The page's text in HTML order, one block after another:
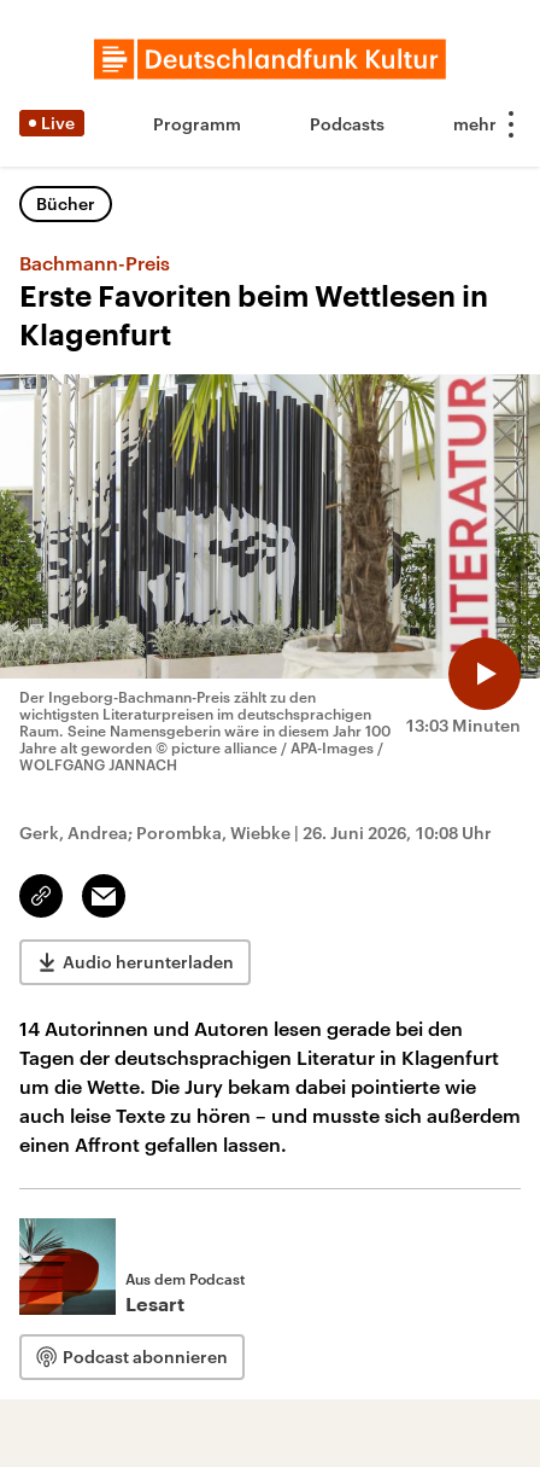
Live Programm Podcasts
Bücher
Bachmann-Preis
Erste Favoriten beim Wettlesen in
Klagenfurt
13:03 Minuten
Der Ingeborg-Bachmann-Preis zählt zu den
wichtigsten Literaturpreisen im deutschsprachigen
Raum. Seine Namensgeberin wäre in diesem Jahr 100
Jahre alt geworden © picture alliance / APA-Images /
WOLFGANG JANNACH
Gerk, Andrea; Porombka, Wiebke | 26. Juni 2026, 10:08 Uhr
Link
kopieren/teilen
Email
Audio herunterladen
14 Autorinnen und Autoren lesen gerade bei den
Tagen der deutschsprachigen Literatur in Klagenfurt
um die Wette. Die Jury bekam dabei pointierte wie
auch leise Texte zu hören – und musste sich außerdem
einen Affront gefallen lassen.
Aus dem Podcast
Lesart
Podcast abonnieren